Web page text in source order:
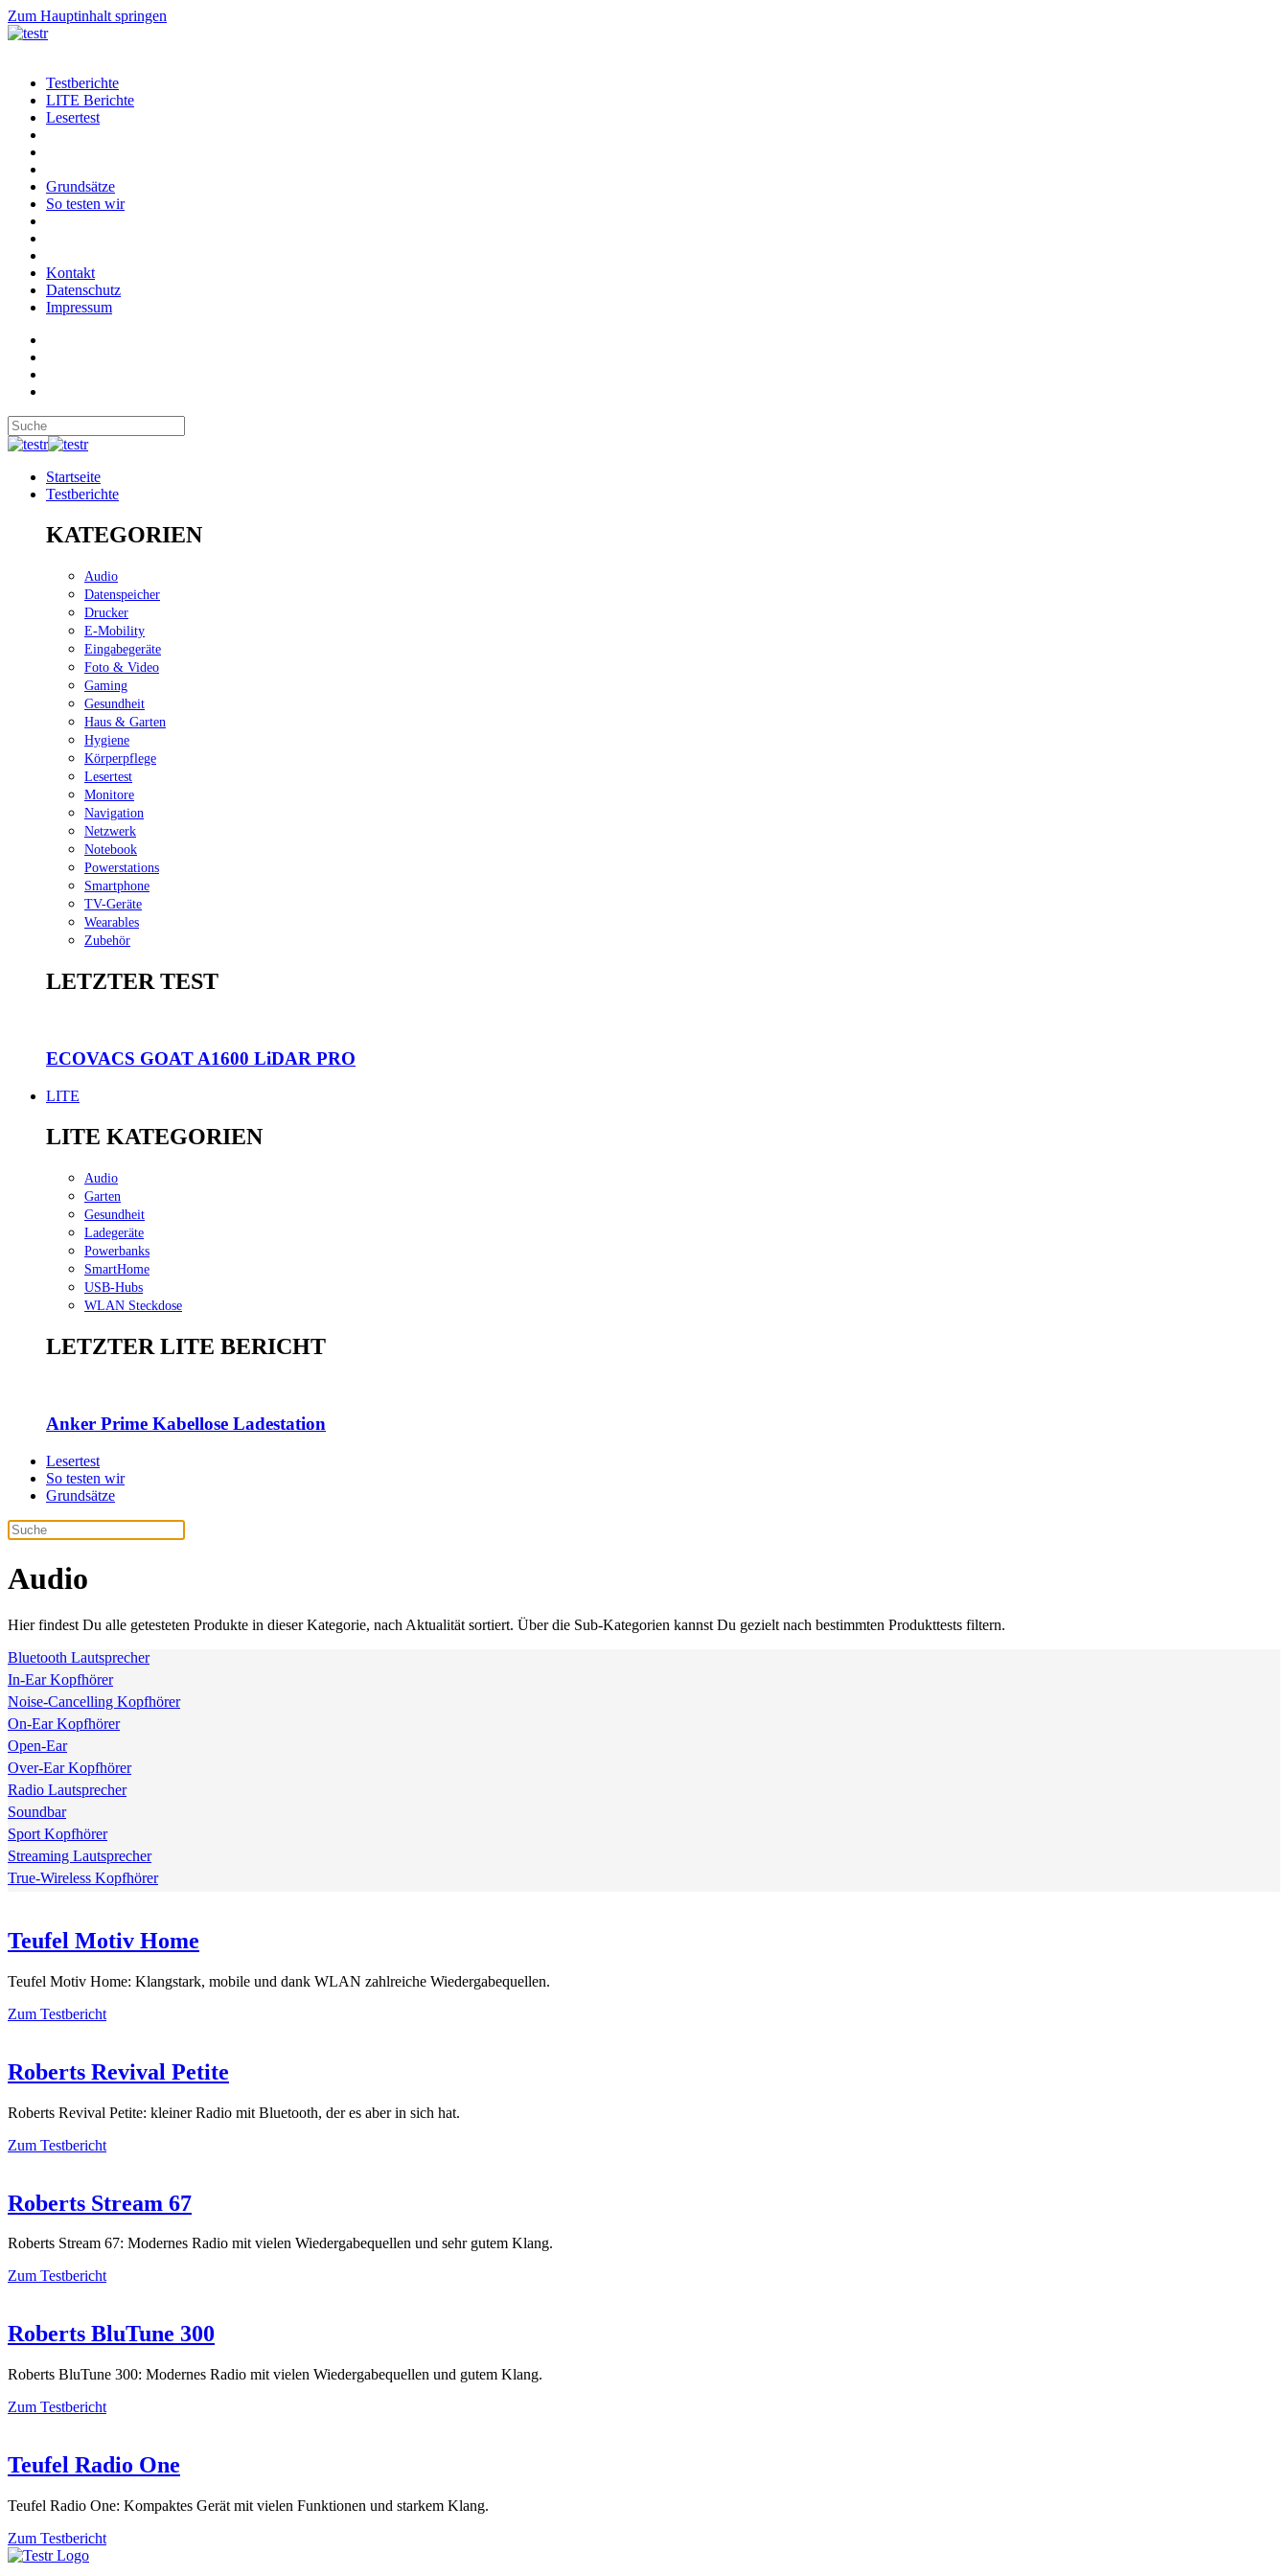
Zum Hauptinhalt springen
Testberichte
LITE Berichte
Lesertest
Grundsätze
So testen wir
Kontakt
Datenschutz
Impressum
Startseite
Testberichte
KATEGORIEN
Audio
Datenspeicher
Drucker
E-Mobility
Eingabegeräte
Foto & Video
Gaming
Gesundheit
Haus & Garten
Hygiene
Körperpflege
Lesertest
Monitore
Navigation
Netzwerk
Notebook
Powerstations
Smartphone
TV-Geräte
Wearables
Zubehör
LETZTER TEST
ECOVACS GOAT A1600 LiDAR PRO
LITE
LITE KATEGORIEN
Audio
Garten
Gesundheit
Ladegeräte
Powerbanks
SmartHome
USB-Hubs
WLAN Steckdose
LETZTER LITE BERICHT
Anker Prime Kabellose Ladestation
Lesertest
So testen wir
Grundsätze
Audio
Hier findest Du alle getesteten Produkte in dieser Kategorie, nach Aktualität sortiert. Über die Sub-Kategorien kannst Du gezielt nach bestimmten Produkttests filtern.
Bluetooth Lautsprecher
In-Ear Kopfhörer
Noise-Cancelling Kopfhörer
On-Ear Kopfhörer
Open-Ear
Over-Ear Kopfhörer
Radio Lautsprecher
Soundbar
Sport Kopfhörer
Streaming Lautsprecher
True-Wireless Kopfhörer
Teufel Motiv Home
Teufel Motiv Home: Klangstark, mobile und dank WLAN zahlreiche Wiedergabequellen.
Zum Testbericht
Roberts Revival Petite
Roberts Revival Petite: kleiner Radio mit Bluetooth, der es aber in sich hat.
Zum Testbericht
Roberts Stream 67
Roberts Stream 67: Modernes Radio mit vielen Wiedergabequellen und sehr gutem Klang.
Zum Testbericht
Roberts BluTune 300
Roberts BluTune 300: Modernes Radio mit vielen Wiedergabequellen und gutem Klang.
Zum Testbericht
Teufel Radio One
Teufel Radio One: Kompaktes Gerät mit vielen Funktionen und starkem Klang.
Zum Testbericht